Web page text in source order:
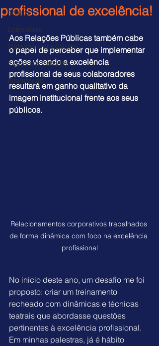
Artigos
Entrevistas
Materiais para Estudo
Vagas de Trabalho
Informação
profissional de excelência!
Aos Relações Públicas também cabe
o papel de perceber que implementar
ações visando a excelência
profissional de seus colaboradores
resultará em ganho qualitativo da
imagem institucional frente aos seus
públicos.
Relacionamentos corporativos trabalhados
de forma dinâmica com foco na excelência
profissional
No início deste ano, um desafio me foi
proposto: criar um treinamento
recheado com dinâmicas e técnicas
teatrais que abordasse questões
pertinentes à excelência profissional.
Em minhas palestras, já é hábito